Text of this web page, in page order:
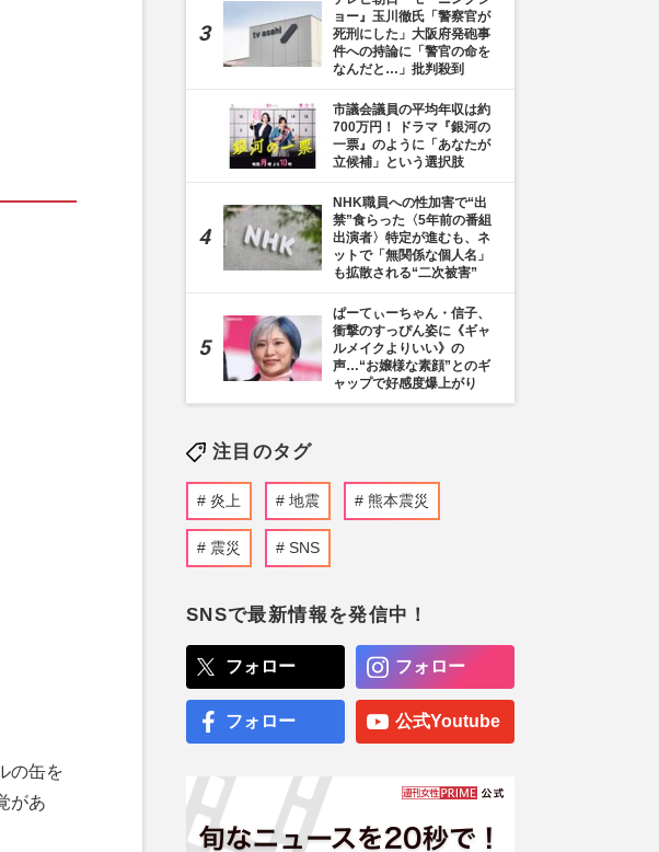
の缶を
があ
ョー』玉川徹氏「警察官が
死刑にした」大阪府発砲事
件への持論に「警官の命を
なんだと…」批判殺到
市議会議員の平均年収は約
700万円！ ドラマ『銀河の
一票』のように「あなたが
立候補」という選択肢
NHK職員への性加害で“出
禁”食らった〈5年前の番組
出演者〉特定が進むも、ネ
ットで「無関係な個人名」
も拡散される“二次被害”
ぱーてぃーちゃん・信子、
衝撃のすっぴん姿に《ギャ
ルメイクよりいい》の
声…“お嬢様な素顔”とのギ
ャップで好感度爆上がり
注目のタグ
炎上 地震 熊本震災
震災 SNS
SNSで最新情報を発信中！
フォロー フォロー
フォロー 公式Youtube